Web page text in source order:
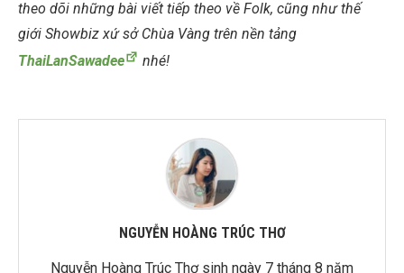
theo dõi những bài viết tiếp theo về Folk, cũng như thế
giới Showbiz xứ sở Chùa Vàng trên nền tảng
ThaiLanSawadee
nhé!
NGUYỄN HOÀNG TRÚC THƠ
Nguyễn Hoàng Trúc Thơ sinh ngày 7 tháng 8 năm